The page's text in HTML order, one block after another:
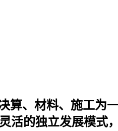
算、材料、施工为
活的独立发展模式